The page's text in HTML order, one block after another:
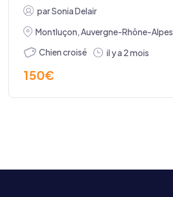
parSonia Delair
Montluçon,Auvergne-Rhône-Alpes
Chien croisé
il y a 2 mois
150€